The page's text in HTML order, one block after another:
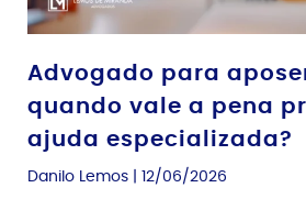
Advogado para
quando vale a pena
ajuda especializada?
Danilo Lemos 12/06/2026